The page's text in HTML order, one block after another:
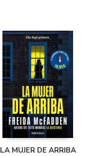
LA MUJER DE ARRIBA